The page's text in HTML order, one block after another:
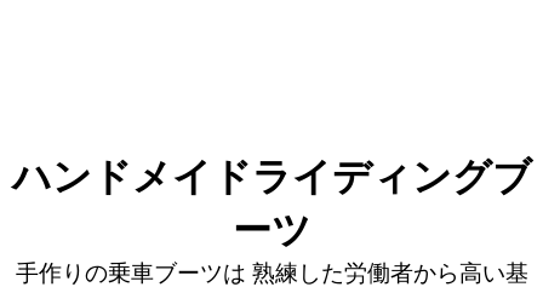
ハンドメイドライディングブ
ーツ
手作りの乗車ブーツは 熟練した労働者から高い基